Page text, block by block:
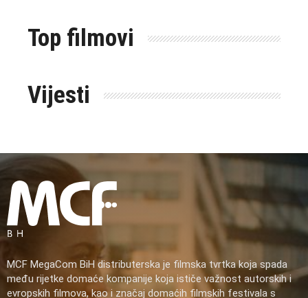
Top filmovi
Vijesti
MCF MegaCom BiH distributerska je filmska tvrtka koja spada
među rijetke domaće kompanije koja ističe važnost autorskih i
evropskih filmova, kao i značaj domaćih filmskih festivala s